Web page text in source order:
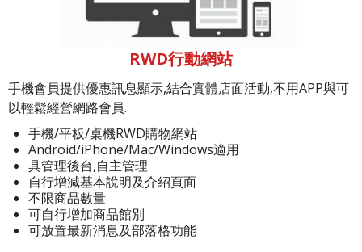
RWD行動網站
手機會員提供優惠訊息顯示,結合實體店面活動,不用APP與可
以輕鬆經營網路會員.
手機/平板/桌機RWD購物網站
Android/iPhone/Mac/Windows適用
具管理後台,自主管理
自行增減基本說明及介紹頁面
不限商品數量
可自行增加商品館別
可放置最新消息及部落格功能